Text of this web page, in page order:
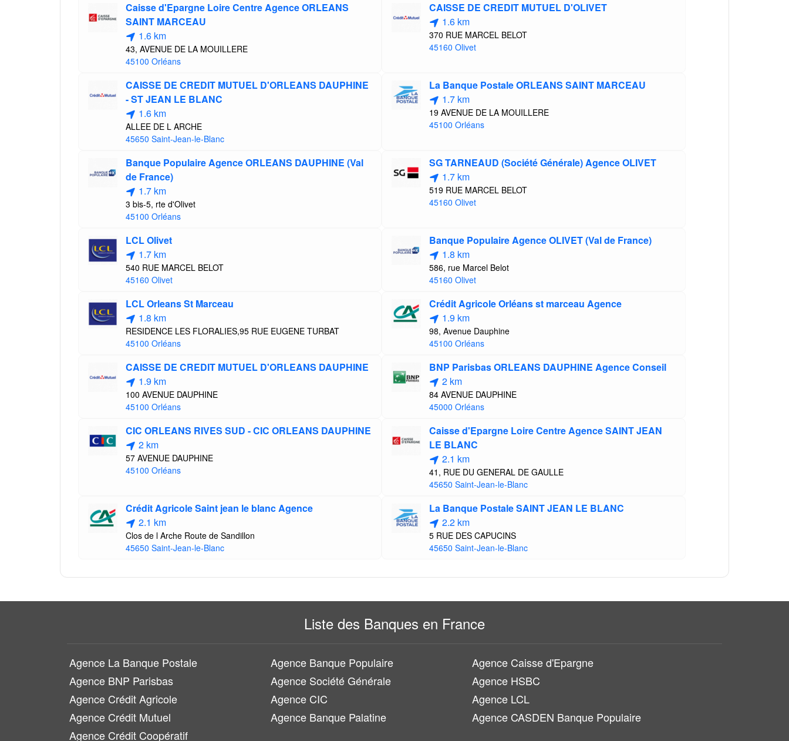
Caisse d'Epargne Loire Centre Agence ORLEANS
SAINT MARCEAU
1.6 km
43, AVENUE DE LA MOUILLERE
45100 Orléans
CAISSE DE CREDIT MUTUEL D'OLIVET
1.6 km
370 RUE MARCEL BELOT
45160 Olivet
CAISSE DE CREDIT MUTUEL D'ORLEANS DAUPHINE
- ST JEAN LE BLANC
1.6 km
ALLEE DE L ARCHE
45650 Saint-Jean-le-Blanc
La Banque Postale ORLEANS SAINT MARCEAU
1.7 km
19 AVENUE DE LA MOUILLERE
45100 Orléans
Banque Populaire Agence ORLEANS DAUPHINE (Val
de France)
1.7 km
3 bis-5, rte d'Olivet
45100 Orléans
SG TARNEAUD (Société Générale) Agence OLIVET
1.7 km
519 RUE MARCEL BELOT
45160 Olivet
LCL Olivet
1.7 km
540 RUE MARCEL BELOT
45160 Olivet
Banque Populaire Agence OLIVET (Val de France)
1.8 km
586, rue Marcel Belot
45160 Olivet
LCL Orleans St Marceau
1.8 km
RESIDENCE LES FLORALIES,95 RUE EUGENE TURBAT
45100 Orléans
Crédit Agricole Orléans st marceau Agence
1.9 km
98, Avenue Dauphine
45100 Orléans
CAISSE DE CREDIT MUTUEL D'ORLEANS DAUPHINE
1.9 km
100 AVENUE DAUPHINE
45100 Orléans
BNP Parisbas ORLEANS DAUPHINE Agence Conseil
2 km
84 AVENUE DAUPHINE
45000 Orléans
CIC ORLEANS RIVES SUD - CIC ORLEANS DAUPHINE
2 km
57 AVENUE DAUPHINE
45100 Orléans
Caisse d'Epargne Loire Centre Agence SAINT JEAN
LE BLANC
2.1 km
41, RUE DU GENERAL DE GAULLE
45650 Saint-Jean-le-Blanc
Crédit Agricole Saint jean le blanc Agence
2.1 km
Clos de l Arche Route de Sandillon
45650 Saint-Jean-le-Blanc
La Banque Postale SAINT JEAN LE BLANC
2.2 km
5 RUE DES CAPUCINS
45650 Saint-Jean-le-Blanc
Liste des Banques en France
Agence La Banque Postale Agence Banque Populaire
Agence Caisse d'Epargne
Agence BNP Parisbas
Agence Société Générale
Agence HSBC
Agence Crédit Agricole
Agence CIC
Agence LCL
Agence Crédit Mutuel
Agence Banque Palatine
Agence CASDEN Banque Populaire
Agence Crédit Coopératif